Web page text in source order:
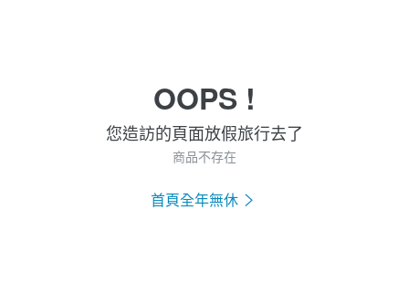
OOPS !
您造訪的頁面放假旅行去了
商品不存在
首頁全年無休